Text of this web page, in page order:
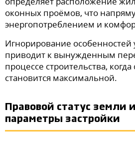
оконных проёмов, что
энергопотреблением и
Игнорирование особенностей
приводит к вынужденным
процессе строительства,
становится максимальной.
Правовой статус земли
параметры застройки